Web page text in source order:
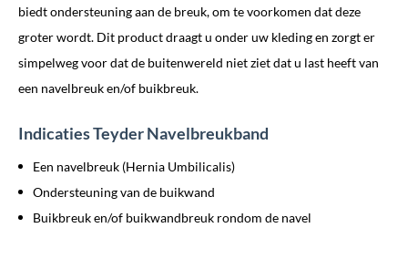
biedt ondersteuning aan de breuk, om te voorkomen dat deze
groter wordt. Dit product draagt u onder uw kleding en zorgt er
simpelweg voor dat de buitenwereld niet ziet dat u last heeft van
een navelbreuk en/of buikbreuk.
Indicaties Teyder Navelbreukband
Een navelbreuk (Hernia Umbilicalis)
Ondersteuning van de buikwand
Buikbreuk en/of buikwandbreuk rondom de navel